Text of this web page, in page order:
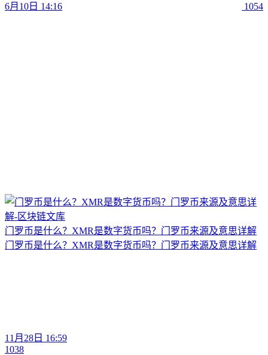
6月10日 14:16 1054
门罗币是什么？XMR是数字货币吗？门罗币来源及意思详解
门罗币是什么？XMR是数字货币吗？门罗币来源及意思详解
11月28日 16:59
1038